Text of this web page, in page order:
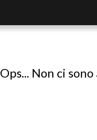
Ops... Non ci